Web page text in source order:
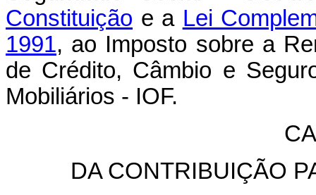
Constituição e a Lei
1991, ao Imposto sobre a
de Crédito, Câmbio e
Mobiliários - IOF.
DA CONTRIBUIÇÃO